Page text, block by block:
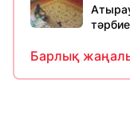
Барлық